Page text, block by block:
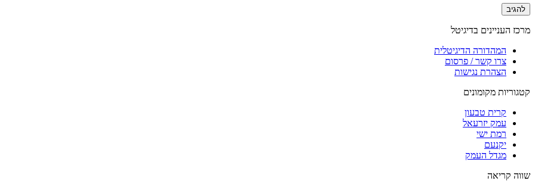
מרכז העניינים בדיגיטל
המהדורה הדיגיטלית
צרו קשר / פרסום
הצהרת נגישות
קטגוריות מקומונים
קרית טבעון
עמק יזרעאל
רמת ישי
יקנעם
מגדל העמק
שווה קריאה